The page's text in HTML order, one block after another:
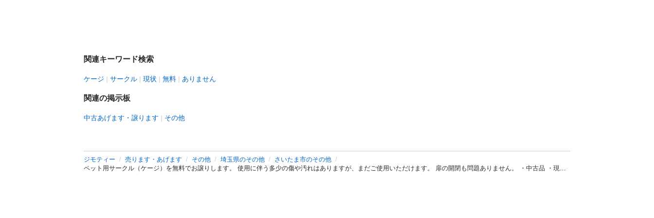
関連キーワード検索
ケージ サークル 現状 無料 ありません
関連の掲示板
中古あげます・譲ります その他
ジモティー 売ります・あげます その他 埼玉県のその他
さいたま市のその他
ペット用サークル（ケージ）を無料でお譲りします。 使用に伴う多少の傷や汚れはありますが、まだご使用いただけます。 扉の開閉も問題ありません。 ・中古品 ・現状渡し ・引き取りに来ていただける方限定 ・ノークレーム、ノーリターンでお願いいたします サイズは写真をご確認ください。気になる点がありましたらお気軽にお問い合わせください。 早めに引き取りに来ていただける方を優先させていただきます。よろしくお願いいたします。😊